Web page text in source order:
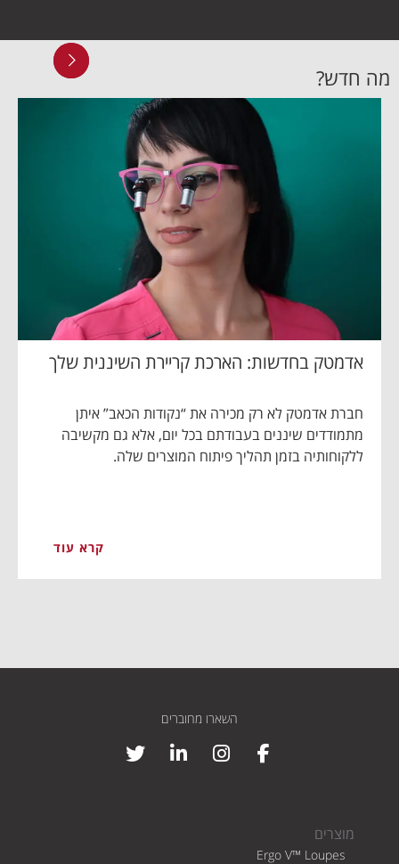
מה חדש?
אדמטק בחדשות: הארכת קריירת השיננית שלך
חברת אדמטק לא רק מכירה את “נקודות הכאב” איתן
מתמודדים שיננים בעבודתם בכל יום, אלא גם מקשיבה
ללקוחותיה בזמן תהליך פיתוח המוצרים שלה.
קרא עוד
השארו מחוברים
מוצרים
Ergo V™ Loupes